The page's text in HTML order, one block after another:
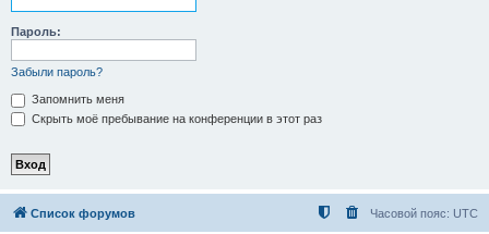
Пароль:
Забыли пароль?
Запомнить меня
Скрыть моё пребывание на конференции в этот раз
Список форумов Часовой пояс: UTC